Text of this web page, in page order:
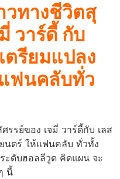
วทางชีวิตสุ
วาร์ดี้ กับ
ตรียมแปลง
ฟนคลับทั่ว
รรย์ของ เจมี่ วาร์ดี้กับ เลส
นตร์ ให้แฟนคลับ ทั่วทั้ง
ะดับฮอลลีวูด คิดแผน จะ
นี้